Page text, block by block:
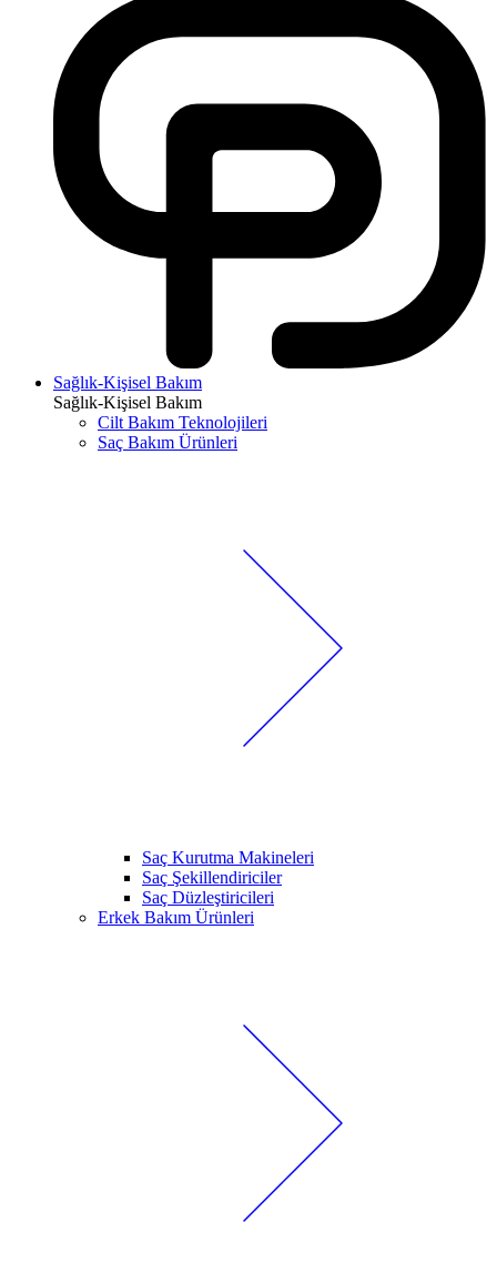
Sağlık-Kişisel Bakım
Sağlık-Kişisel Bakım
Cilt Bakım Teknolojileri
Saç Bakım Ürünleri
Saç Kurutma Makineleri
Saç Şekillendiriciler
Saç Düzleştiricileri
Erkek Bakım Ürünleri